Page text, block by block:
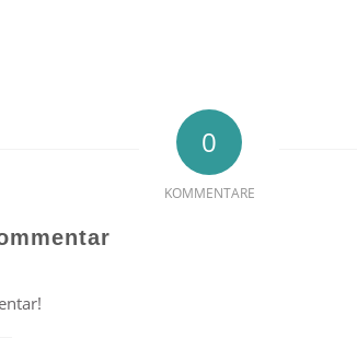
0
KOMMENTARE